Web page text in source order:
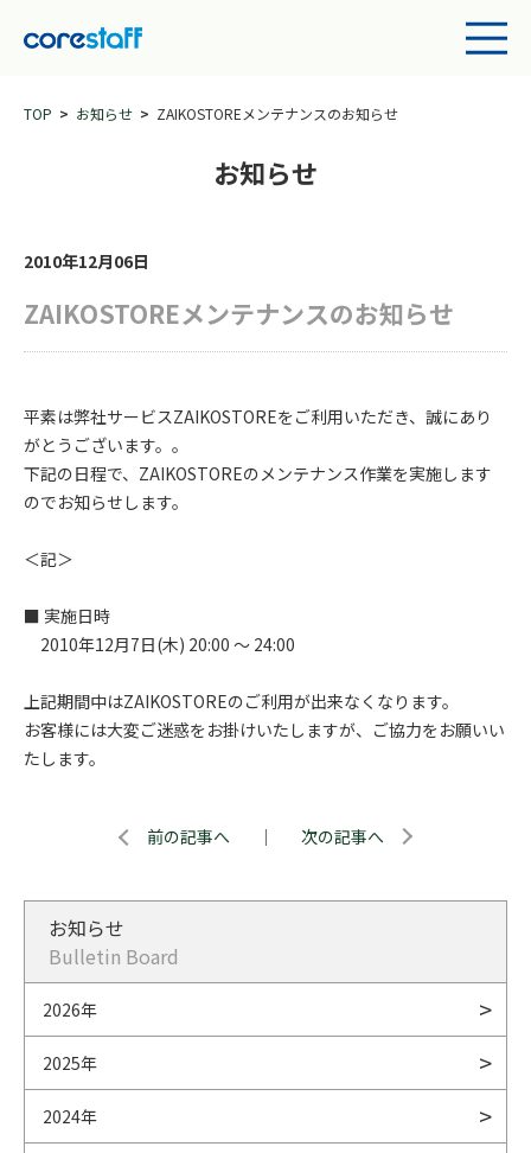
TOP お知らせ ZAIKOSTOREメンテナンスのお知らせ
お知らせ
2010年12月06日
ZAIKOSTOREメンテナンスのお知らせ
平素は弊社サービスZAIKOSTOREをご利用いただき、誠にあり
がとうございます。。
下記の日程で、ZAIKOSTOREのメンテナンス作業を実施します
のでお知らせします。
＜記＞
■ 実施日時
2010年12月7日(木) 20:00 ～ 24:00
上記期間中はZAIKOSTOREのご利用が出来なくなります。
お客様には大変ご迷惑をお掛けいたしますが、ご協力をお願いい
たします。
前の記事へ ｜ 次の記事へ
お知らせ
Bulletin Board
2026年
2025年
2024年